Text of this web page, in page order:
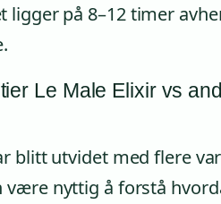
ligger på 8–12 timer
Le Male Elixir vs
blitt utvidet med flere
være nyttig å forstå